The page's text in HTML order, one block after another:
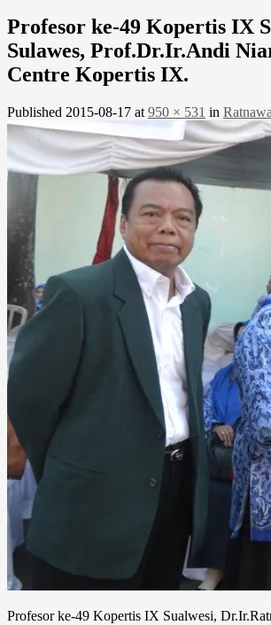
Profesor ke-49 Kopertis IX
Sulawes, Prof.Dr.Ir.Andi
Centre Kopertis IX.
Published 2015-08-17 at 950 × 531 in
Profesor ke-49 Kopertis IX Sualwesi,